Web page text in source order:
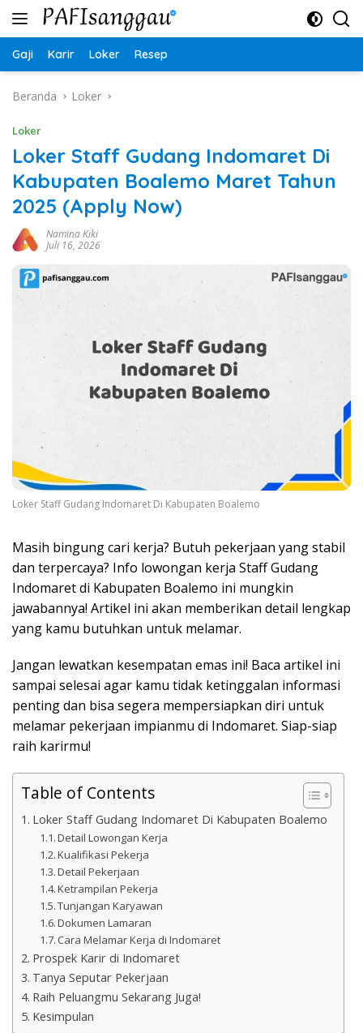
Langsung
Gaji Karir Loker Resep
Beranda Loker
Loker
Loker Staff Gudang Indomaret Di
Kabupaten Boalemo Maret Tahun
2025 (Apply Now)
Namina Kiki
Juli 16, 2026
Loker Staff Gudang Indomaret Di Kabupaten Boalemo
Masih bingung cari kerja? Butuh pekerjaan yang stabil
dan terpercaya? Info lowongan kerja Staff Gudang
Indomaret di Kabupaten Boalemo ini mungkin
jawabannya! Artikel ini akan memberikan detail lengkap
yang kamu butuhkan untuk melamar.
Jangan lewatkan kesempatan emas ini! Baca artikel ini
sampai selesai agar kamu tidak ketinggalan informasi
penting dan bisa segera mempersiapkan diri untuk
melamar pekerjaan impianmu di Indomaret. Siap-siap
raih karirmu!
Table of Contents
Loker Staff Gudang Indomaret Di Kabupaten Boalemo
Detail Lowongan Kerja
Kualifikasi Pekerja
Detail Pekerjaan
Ketrampilan Pekerja
Tunjangan Karyawan
Dokumen Lamaran
Cara Melamar Kerja di Indomaret
Prospek Karir di Indomaret
Tanya Seputar Pekerjaan
Raih Peluangmu Sekarang Juga!
Kesimpulan